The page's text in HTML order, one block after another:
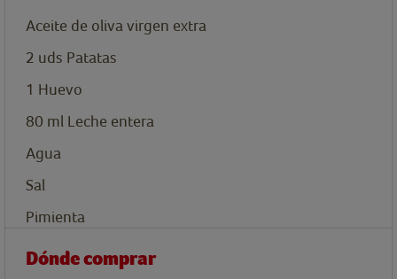
Aceite de oliva virgen extra
2 uds Patatas
1 Huevo
80 ml Leche entera
Agua
Sal
Pimienta
Dónde comprar